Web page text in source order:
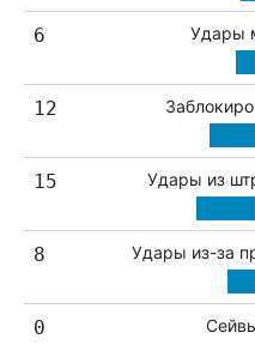
6 Удары
12
15 Удары из
8 Удары из-за
0